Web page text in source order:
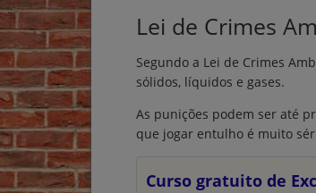
Lei de Crimes
Segundo a Lei de Crimes
sólidos, líquidos e gases.
As punições podem ser até
que jogar entulho é muito
Curso gratuito de